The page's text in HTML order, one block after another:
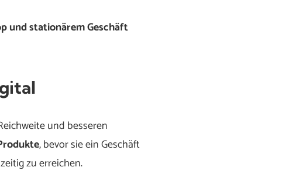
und stationärem Geschäft
und besseren
, bevor sie ein Geschäft
zu erreichen.